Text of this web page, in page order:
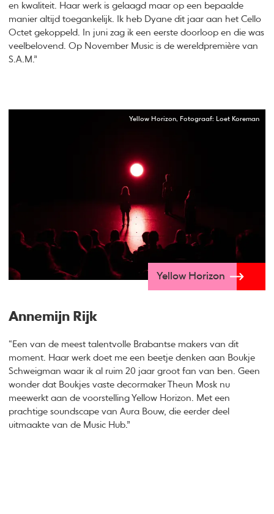
en kwaliteit. Haar werk is gelaagd maar op een bepaalde
manier altijd toegankelijk. Ik heb Dyane dit jaar aan het Cello
Octet gekoppeld. In juni zag ik een eerste doorloop en die was
veelbelovend. Op November Music is de wereldpremière van
S.A.M.”
Annemijn Rijk
“Een van de meest talentvolle Brabantse makers van dit
moment. Haar werk doet me een beetje denken aan Boukje
Schweigman waar ik al ruim 20 jaar groot fan van ben. Geen
wonder dat Boukjes vaste decormaker Theun Mosk nu
meewerkt aan de voorstelling Yellow Horizon. Met een
prachtige soundscape van Aura Bouw, die eerder deel
uitmaakte van de Music Hub.”
Yellow Horizon, Fotograaf: Loet Koreman
Yellow Horizon